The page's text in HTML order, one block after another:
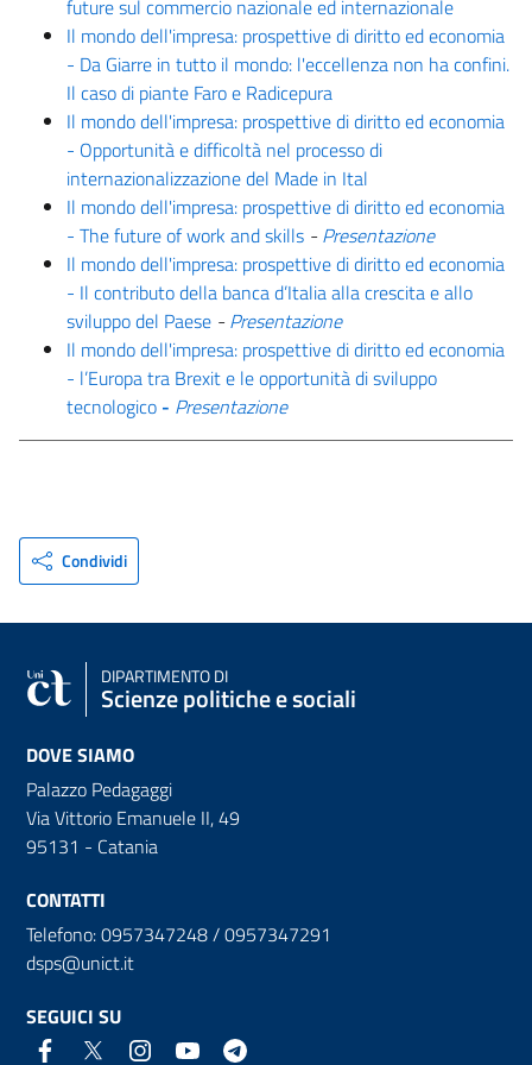
future sul commercio nazionale ed internazionale
Il mondo dell'impresa: prospettive di diritto ed economia
- Da Giarre in tutto il mondo: l'eccellenza non ha confini.
Il caso di piante Faro e Radicepura
Il mondo dell'impresa: prospettive di diritto ed economia
- Opportunità e difficoltà nel processo di
internazionalizzazione del Made in Ital
Il mondo dell'impresa: prospettive di diritto ed economia
- The future of work and skills - Presentazione
Il mondo dell'impresa: prospettive di diritto ed economia
- Il contributo della banca d’Italia alla crescita e allo
sviluppo del Paese - Presentazione
Il mondo dell'impresa: prospettive di diritto ed economia
- l’Europa tra Brexit e le opportunità di sviluppo
tecnologico - Presentazione
Condividi
DIPARTIMENTO DI
Scienze politiche e sociali
DOVE SIAMO
Palazzo Pedagaggi
Via Vittorio Emanuele II, 49
95131 - Catania
CONTATTI
Telefono: 0957347248 / 0957347291
dsps@unict.it
SEGUICI SU